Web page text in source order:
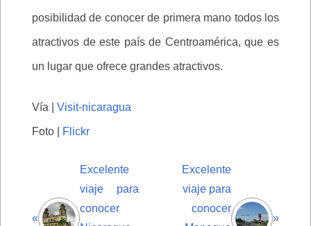
posibilidad de conocer de primera mano todos los
atractivos de este país de Centroamérica, que es
un lugar que ofrece grandes atractivos.
Vía | Visit-nicaragua
Foto | Flickr
«
Excelente
viaje para
conocer
Excelente
viaje para
conocer
»